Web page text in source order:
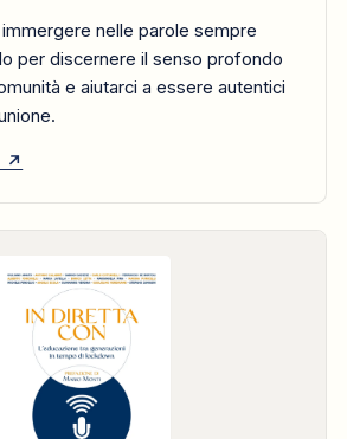
nelle parole sempre
per discernere il senso profondo
e aiutarci a essere autentici
↗